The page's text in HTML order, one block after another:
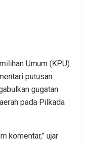
Umum (KPU)
putusan
gugatan
pada Pilkada
komentar,” ujar